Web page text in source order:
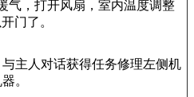
气，打开风扇，室内温度调整
门了。
与主人对话获得任务修理左侧机
。